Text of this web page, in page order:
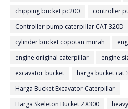
chipping bucket pc200
controller
Controller pump caterpillar CAT 320D
cylinder bucket copotan murah
engine original caterpillar
engine
excavator bucket
harga bucket cat
Harga Bucket Excavator Caterpillar
Harga Skeleton Bucket ZX300